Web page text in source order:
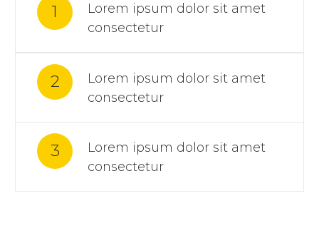
1
Lorem ipsum dolor sit amet
consectetur
2
Lorem ipsum dolor sit amet
consectetur
3
Lorem ipsum dolor sit amet
consectetur